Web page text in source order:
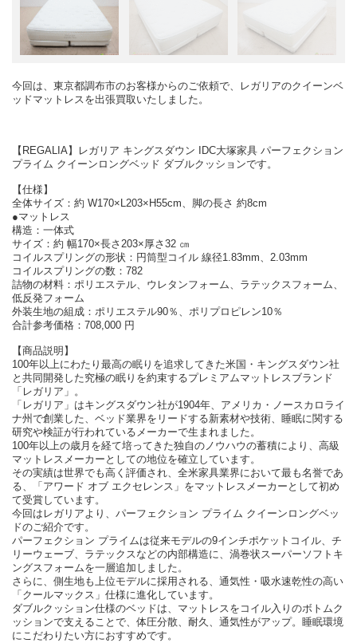
今回は、東京都調布市のお客様からのご依頼で、レガリアのクイーンベ
ッドマットレスを出張買取いたしました。
【REGALIA】レガリア キングスダウン IDC大塚家具 パーフェクション
プライム クイーンロングベッド ダブルクッションです。
【仕様】
全体サイズ：約 W170×L203×H55cm、脚の長さ 約8cm
●マットレス
構造：一体式
サイズ：約 幅170×長さ203×厚さ32 ㎝
コイルスプリングの形状：円筒型コイル 線径1.83mm、2.03mm
コイルスプリングの数：782
詰物の材料：ポリエステル、ウレタンフォーム、ラテックスフォーム、
低反発フォーム
外装生地の組成：ポリエステル90％、ポリプロピレン10％
合計参考価格：708,000 円
【商品説明】
100年以上にわたり最高の眠りを追求してきた米国・キングスダウン社
と共同開発した究極の眠りを約束するプレミアムマットレスブランド
「レガリア」。
「レガリア」はキングスダウン社が1904年、アメリカ・ノースカロライ
ナ州で創業した、ベッド業界をリードする新素材や技術、睡眠に関する
研究や検証が行われているメーカーで生まれました。
100年以上の歳月を経て培ってきた独自のノウハウの蓄積により、高級
マットレスメーカーとしての地位を確立しています。
その実績は世界でも高く評価され、全米家具業界において最も名誉であ
る、「アワード オブ エクセレンス」をマットレスメーカーとして初め
て受賞しています。
今回はレガリアより、パーフェクション プライム クイーンロングベッ
ドのご紹介です。
パーフェクション プライムは従来モデルの9インチポケットコイル、チ
リーウェーブ、ラテックスなどの内部構造に、渦巻状スーパーソフトキ
ングスフォームを一層追加しました。
さらに、側生地も上位モデルに採用される、通気性・吸水速乾性の高い
「クールマックス」仕様に進化しています。
ダブルクッション仕様のベッドは、マットレスをコイル入りのボトムク
ッションで支えることで、体圧分散、耐久、通気性がアップ。睡眠環境
にこだわりたい方におすすめです。